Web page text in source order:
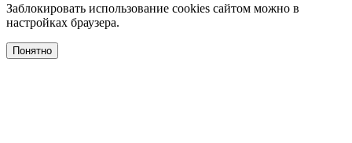
Заблокировать использование cookies сайтом можно в
настройках браузера.
Понятно